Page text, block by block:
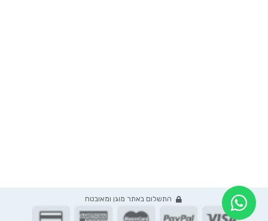
התשלום באתר מוגן ומאובטח